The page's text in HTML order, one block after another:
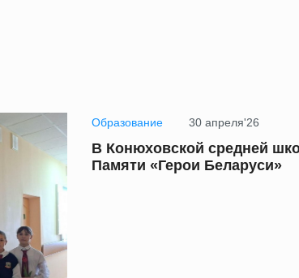
Образование 30 апреля'26
В Конюховской средней
Памяти «Герои Беларуси»